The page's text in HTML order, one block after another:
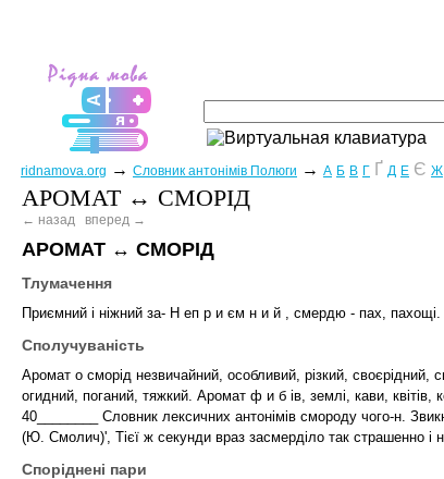
ridnamova.org → Словник антонімів Полюги → А Б В Г Ґ Д Е Є Ж
АРОМАТ ↔ СМОРІД
← назад вперед →
АРОМАТ ↔ СМОРІД
Тлумачення
Приємний і ніжний за- Н еп р и єм н и й , смердю - пах, пахощі.
Сполучуваність
Аромат о сморід незвичайний, особливий, різкий,
огидний, поганий, тяжкий. Аромат ф и б ів, землі, кави,
40________ Словник лексичних антонімів смороду чого-н.
(Ю. Смолич)', Тієї ж секунди враз засмерділо так страшенно
Споріднені пари